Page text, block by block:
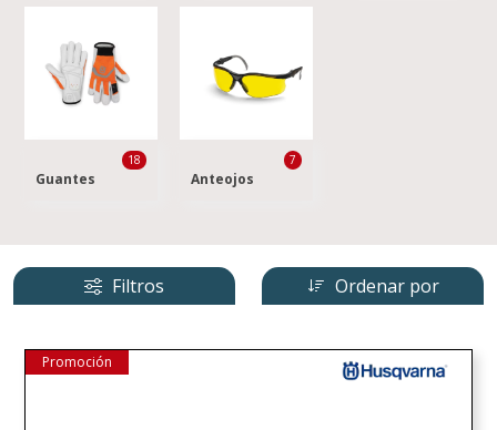
Guantes
18
Anteojos
7
Filtros Ordenar por
Promoción